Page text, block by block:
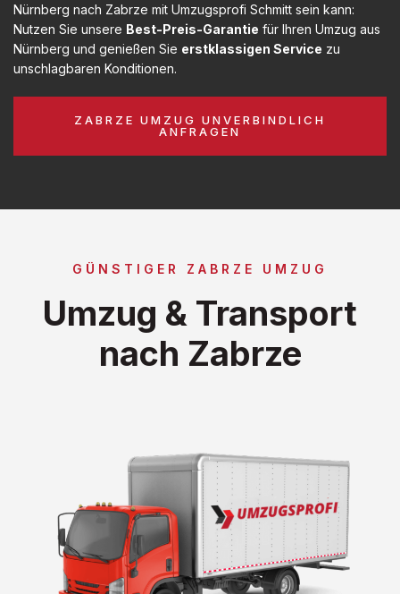
Nürnberg nach Zabrze mit Umzugsprofi Schmitt sein kann:
Nutzen Sie unsere Best-Preis-Garantie für Ihren Umzug aus
Nürnberg und genießen Sie erstklassigen Service zu
unschlagbaren Konditionen.
ZABRZE UMZUG UNVERBINDLICH
ANFRAGEN
GÜNSTIGER ZABRZE UMZUG
Umzug & Transport
nach Zabrze